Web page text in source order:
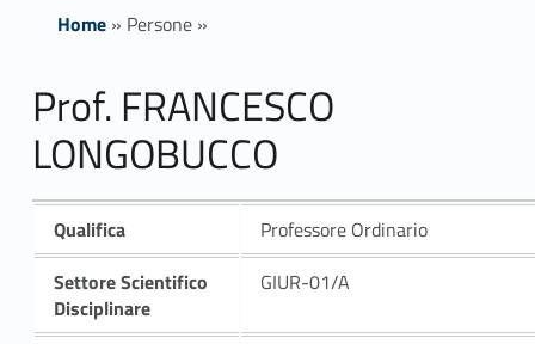
Home» Persone»
Prof. FRANCESCO
LONGOBUCCO
Qualifica
Professore Ordinario
Settore Scientifico
Disciplinare
GIUR-01/A